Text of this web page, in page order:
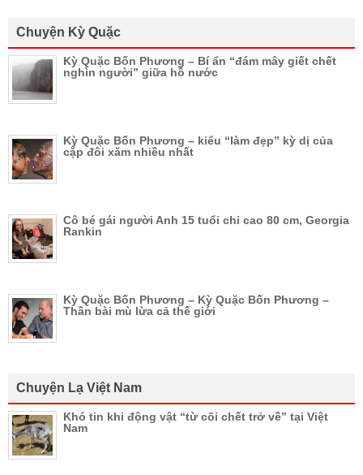
Chuyện Kỳ Quặc
Kỳ Quặc Bốn Phương – Bí ẩn “đám mây giết chết
nghìn người” giữa hồ nước
Kỳ Quặc Bốn Phương – kiểu “làm đẹp” kỳ dị của
cặp đôi xăm nhiều nhất
Cô bé gái người Anh 15 tuổi chỉ cao 80 cm, Georgia
Rankin
Kỳ Quặc Bốn Phương – Kỳ Quặc Bốn Phương –
Thần bài mù lừa cả thế giới
Chuyện Lạ Việt Nam
Khó tin khi động vật “từ cõi chết trở về” tại Việt
Nam